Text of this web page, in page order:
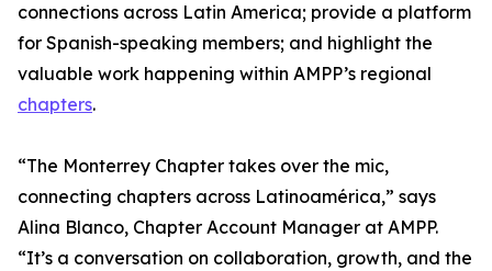
connections across Latin America; provide a platform
for Spanish-speaking members; and highlight the
valuable work happening within AMPP’s regional
chapters.
“The Monterrey Chapter takes over the mic,
connecting chapters across Latinoamérica,” says
Alina Blanco, Chapter Account Manager at AMPP.
“It’s a conversation on collaboration, growth, and the